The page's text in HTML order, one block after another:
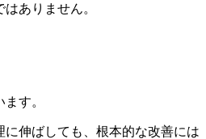
ありません。
す。
伸ばしても、根本的な改善には